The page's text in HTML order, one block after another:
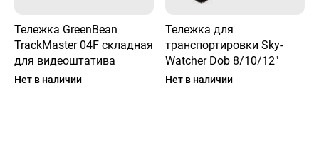
Тележка GreenBean
TrackMaster 04F складная
для видеоштатива
Нет в наличии
Тележка для
транспортировки Sky-
Watcher Dob 8/10/12"
Нет в наличии